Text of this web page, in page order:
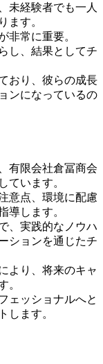
未経験者でも一人
ます。
非常に重要。
し、結果としてチ
おり、彼らの成長
ンになっているの
有限会社倉冨商会
ています。
意点、環境に配慮
導します。
、実践的なノウハ
ションを通じたチ
より、将来のキャ
。
ェッショナルへと
します。